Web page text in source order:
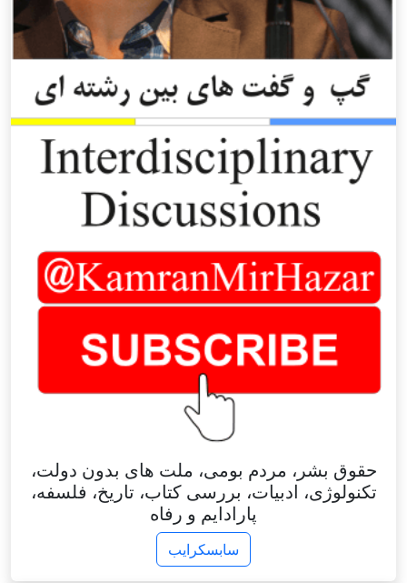
حقوق بشر، مردم بومی، ملت های بدون دولت،
تکنولوژی، ادبیات، بررسی کتاب، تاریخ، فلسفه،
پارادایم و رفاه
سابسکرایب